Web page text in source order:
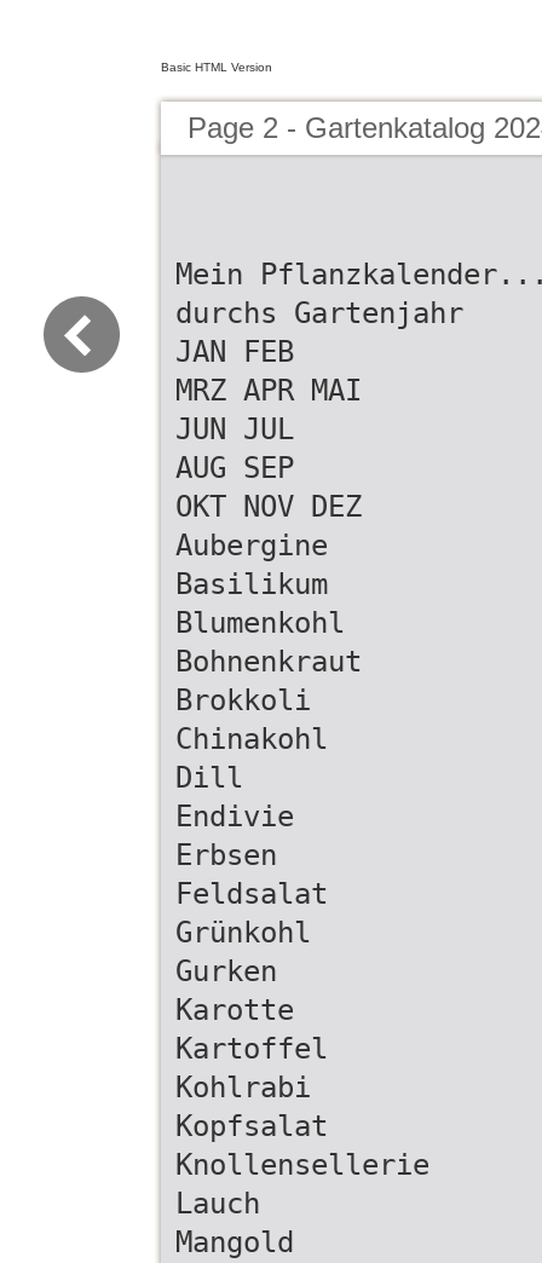
Basic HTML Version
Page 2 - Gartenkatalog
Mein
durchs Gartenjahr
JAN FEB
MRZ APR MAI
JUN JUL
AUG SEP
OKT NOV DEZ
Aubergine
Basilikum
Blumenkohl
Bohnenkraut
Brokkoli
Chinakohl
Dill
Endivie
Erbsen
Feldsalat
Grünkohl
Gurken
Karotte
Kartoffel
Kohlrabi
Kopfsalat
Knollensellerie
Lauch
Mangold